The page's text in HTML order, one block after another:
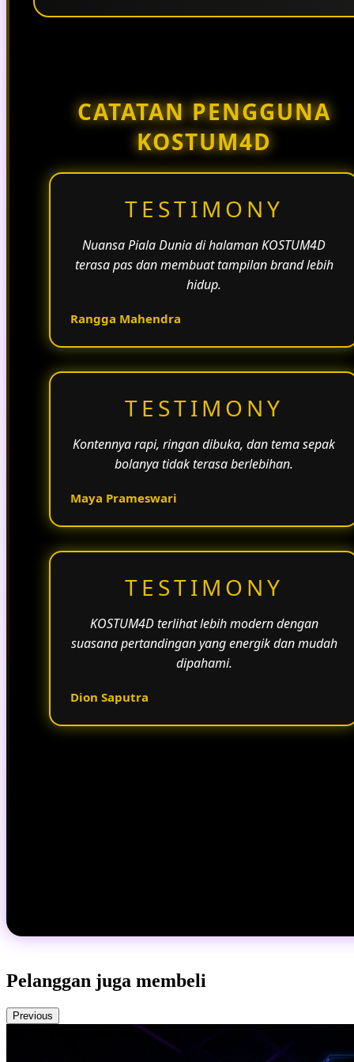
CATATAN PENGGUNA
KOSTUM4D
TESTIMONY
Nuansa Piala Dunia di halaman KOSTUM4D
terasa pas dan membuat tampilan brand lebih
hidup.
Rangga Mahendra
TESTIMONY
Kontennya rapi, ringan dibuka, dan tema sepak
bolanya tidak terasa berlebihan.
Maya Prameswari
TESTIMONY
KOSTUM4D terlihat lebih modern dengan
suasana pertandingan yang energik dan mudah
dipahami.
Dion Saputra
Pelanggan juga membeli
Previous